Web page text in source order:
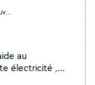
Magnac-sur-Touvre (Magnac-sur-Touvre)
au